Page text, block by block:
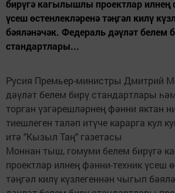
бирүгә кагылышлы проектлар илнең
үсеш өстенлекләренә тәңгәл килү
бәяләнәчәк. Федераль дәүләт белем
стандартлары...
Русия Премьер-министры Дмитрий
дәүләт белем бирү стандартлары
торган үзгәрешләрнең фәнни яктан
тиешлеген таләп итүче карарга кул
итә "Кызыл Таң" газетасы
Моннан тыш, гомуми белем бирүгә
проектлар илнең фәнни-техник үсеш
тәңгәл килү күзлегеннән чыгып